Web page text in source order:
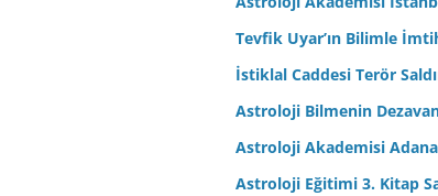
Tevfik Uyar’ın Bilimle
İstiklal Caddesi Terör
Astroloji Bilmenin
Astroloji Akademisi
Astroloji Eğitimi 3. Kitap